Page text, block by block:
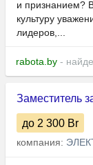
и признанием?
культуру
лидеров,...
rabota.by -
Заместитель
до 2 300 Br
компания: